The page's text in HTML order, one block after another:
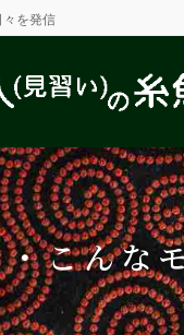
を発信
こんな